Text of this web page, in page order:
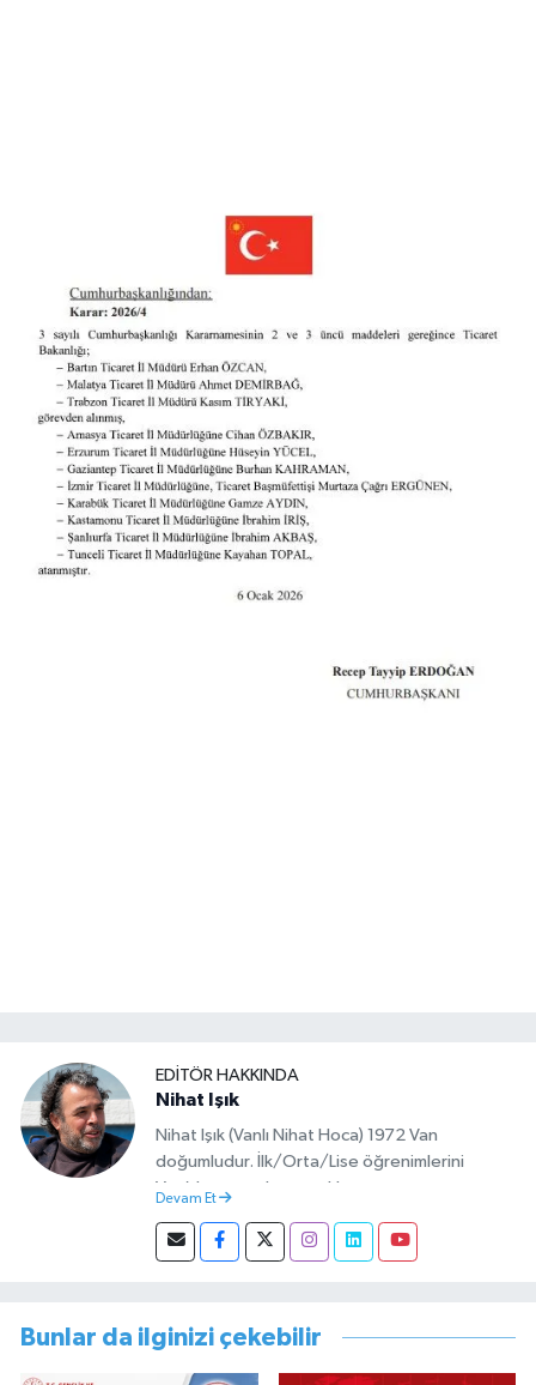
EDITÖR HAKKINDA
Nihat Işık
Nihat Işık (Vanlı Nihat Hoca) 1972 Van
doğumludur. İlk/Orta/Lise öğrenimlerini
Van’da tamamlamıştır. Hacettepe mezunu
başlamıştır. Asteğmen olarak yaptığı vatani
görevi dönüşü Van Sosyal Hizmetler İl
görevini yürütürken istifa edip sosyal medyayı
tercih etmiştir.
Devam Et
Bunlar da ilginizi çekebilir